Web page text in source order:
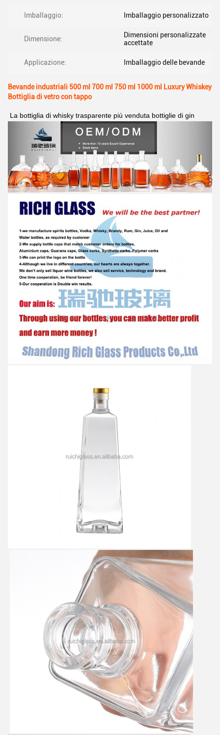
Imballaggio: Imballaggio personalizzato
Dimensione:
Dimensioni personalizzate
accettate
Applicazione: Imballaggio delle bevande
Bevande industriali 500 ml 700 ml 750 ml 1000 ml Luxury Whiskey
Bottiglia di vetro con tappo
La bottiglia di whisky trasparente più venduta bottiglie di gin